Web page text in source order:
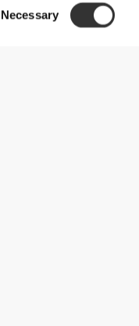
Selection
Necessary